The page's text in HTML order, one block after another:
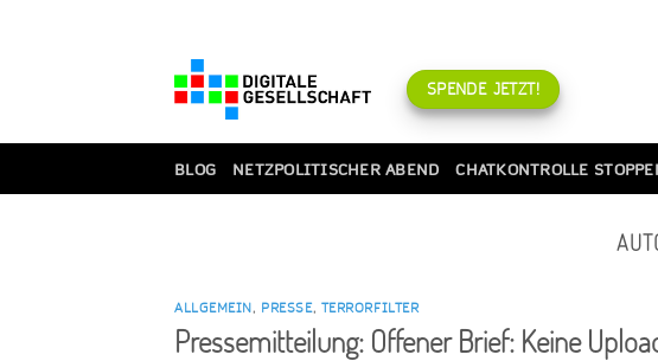
SPENDE JETZT!
BLOG NETZPOLITISCHER ABEND CHATKONTROLLE
ALLGEMEIN, PRESSE, TERRORFILTER
Pressemitteilung: Offener Brief: Keine